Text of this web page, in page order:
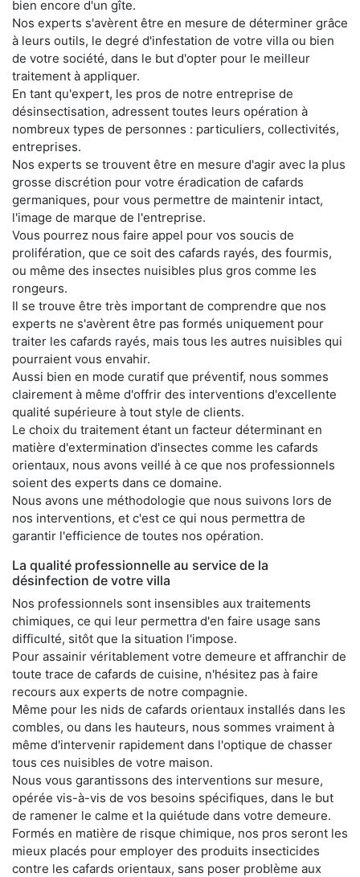
bien encore d'un gîte.
Nos experts s'avèrent être en mesure de déterminer grâce
à leurs outils, le degré d'infestation de votre villa ou bien
de votre société, dans le but d'opter pour le meilleur
traitement à appliquer.
En tant qu'expert, les pros de notre entreprise de
désinsectisation, adressent toutes leurs opération à
nombreux types de personnes : particuliers, collectivités,
entreprises.
Nos experts se trouvent être en mesure d'agir avec la plus
grosse discrétion pour votre éradication de cafards
germaniques, pour vous permettre de maintenir intact,
l'image de marque de l'entreprise.
Vous pourrez nous faire appel pour vos soucis de
prolifération, que ce soit des cafards rayés, des fourmis,
ou même des insectes nuisibles plus gros comme les
rongeurs.
Il se trouve être très important de comprendre que nos
experts ne s'avèrent être pas formés uniquement pour
traiter les cafards rayés, mais tous les autres nuisibles qui
pourraient vous envahir.
Aussi bien en mode curatif que préventif, nous sommes
clairement à même d'offrir des interventions d'excellente
qualité supérieure à tout style de clients.
Le choix du traitement étant un facteur déterminant en
matière d'extermination d'insectes comme les cafards
orientaux, nous avons veillé à ce que nos professionnels
soient des experts dans ce domaine.
Nous avons une méthodologie que nous suivons lors de
nos interventions, et c'est ce qui nous permettra de
garantir l'efficience de toutes nos opération.
La qualité professionnelle au service de la
désinfection de votre villa
Nos professionnels sont insensibles aux traitements
chimiques, ce qui leur permettra d'en faire usage sans
difficulté, sitôt que la situation l'impose.
Pour assainir véritablement votre demeure et affranchir de
toute trace de cafards de cuisine, n'hésitez pas à faire
recours aux experts de notre compagnie.
Même pour les nids de cafards orientaux installés dans les
combles, ou dans les hauteurs, nous sommes vraiment à
même d'intervenir rapidement dans l'optique de chasser
tous ces nuisibles de votre maison.
Nous vous garantissons des interventions sur mesure,
opérée vis-à-vis de vos besoins spécifiques, dans le but
de ramener le calme et la quiétude dans votre demeure.
Formés en matière de risque chimique, nos pros seront les
mieux placés pour employer des produits insecticides
contre les cafards orientaux, sans poser problème aux